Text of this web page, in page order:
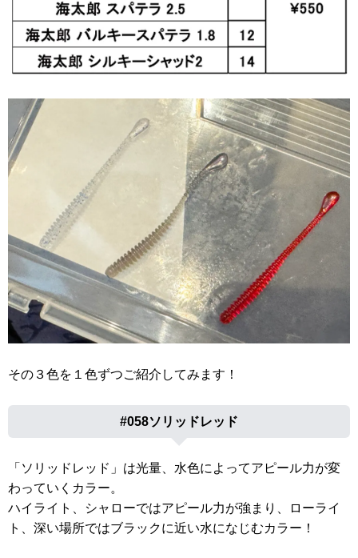
その３色を１色ずつご紹介してみます！
#058ソリッドレッド
「ソリッドレッド」は光量、水色によってアピール力が変
わっていくカラー。
ハイライト、シャローではアピール力が強まり、ローライ
ト、深い場所ではブラックに近い水になじむカラー！